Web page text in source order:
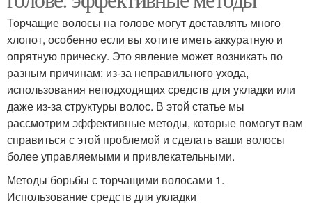
Торчащие волосы на голове могут доставлять много
хлопот, особенно если вы хотите иметь аккуратную и
опрятную прическу. Это явление может возникать по
разным причинам: из-за неправильного ухода,
использования неподходящих средств для укладки или
даже из-за структуры волос. В этой статье мы
рассмотрим эффективные методы, которые помогут вам
справиться с этой проблемой и сделать ваши волосы
более управляемыми и привлекательными.
Методы борьбы с торчащими волосами 1.
Использование средств для укладки